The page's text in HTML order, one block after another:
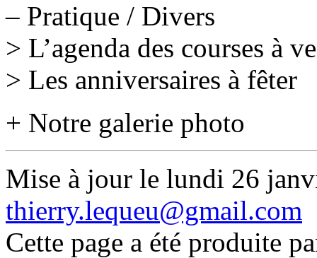
– Pratique / Divers
> L’agenda des courses à
> Les anniversaires à fêter
+ Notre galerie photo
Mise à jour le lundi 26
thierry.lequeu@gmail.com
Cette page a été produite